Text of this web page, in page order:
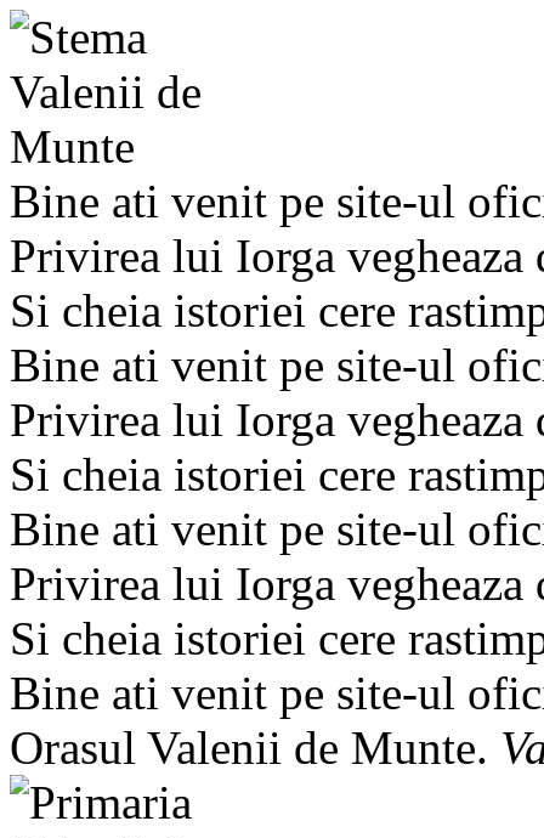
Bine ati venit pe site-ul
Privirea lui Iorga
Si cheia istoriei cere
Bine ati venit pe site-ul
Privirea lui Iorga
Si cheia istoriei cere
Bine ati venit pe site-ul
Privirea lui Iorga
Si cheia istoriei cere
Bine ati venit pe site-ul
Orasul Valenii de Munte.